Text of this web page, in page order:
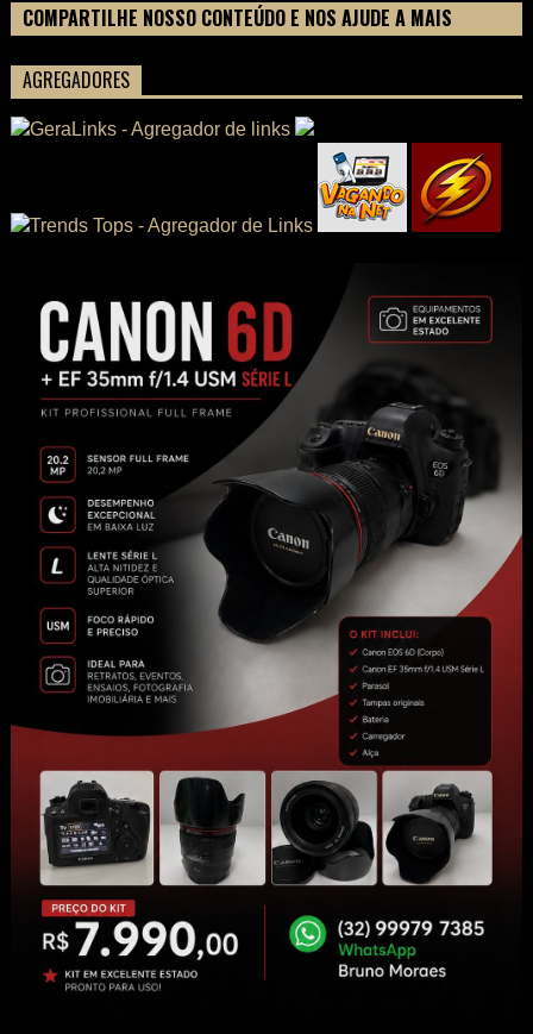
COMPARTILHE NOSSO CONTEÚDO E NOS AJUDE A MAIS
AGREGADORES